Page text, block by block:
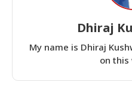
Dhiraj
My name is Dhiraj
on this